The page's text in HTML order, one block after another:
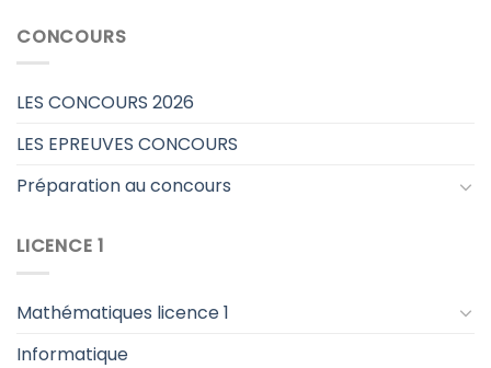
CONCOURS
LES CONCOURS 2026
LES EPREUVES CONCOURS
Préparation au concours
LICENCE 1
Mathématiques licence 1
Informatique